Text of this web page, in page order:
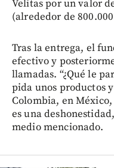
Velitas por un valor
(alrededor de
Tras la entrega, el
efectivo y
llamadas. “¿Qué le
pida unos productos
Colombia, en
es una
medio mencionado.